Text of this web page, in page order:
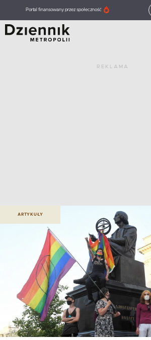
Portal finansowany przez społeczność
REKLAMA
ARTYKUŁY